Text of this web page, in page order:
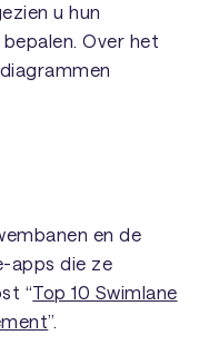
u hun
Over het
en de
apps die ze
“Top 10 Swimlane
”.